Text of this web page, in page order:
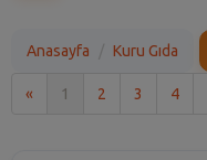
Anasayfa Kuru Gıda
« 1 2 3 4